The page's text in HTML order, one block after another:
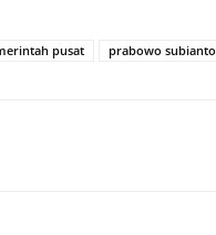
pusat prabowo subianto